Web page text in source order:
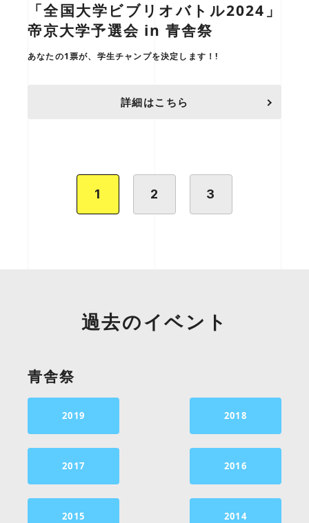
「全国大学ビブリオバトル2024」
帝京大学予選会 in 青舎祭
あなたの1票が、学生チャンプを決定します！!
詳細はこちら
1 2 3
過去のイベント
青舎祭
2019 2018
2017 2016
2015 2014